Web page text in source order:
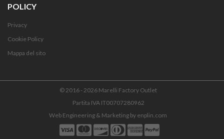
POLICY
Privacy
Cookie Policy
Mappa del sito
© 2016 - 2026 Marelli Factory Outlet
Partita IVA IT00707280962
Web Engineering & Marketing by enplin.com